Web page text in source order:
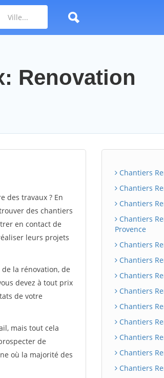
Renovation
des travaux ? En
des chantiers
en contact de
leurs projets
la rénovation, de
devez à tout prix
de votre
mais tout cela
de
où la majorité des
Chantiers
Chantiers
Chantiers
Chantiers
Provence
Chantiers
Chantiers
Chantiers
Chantiers
Chantiers
Chantiers
Chantiers
Chantiers
Chantiers